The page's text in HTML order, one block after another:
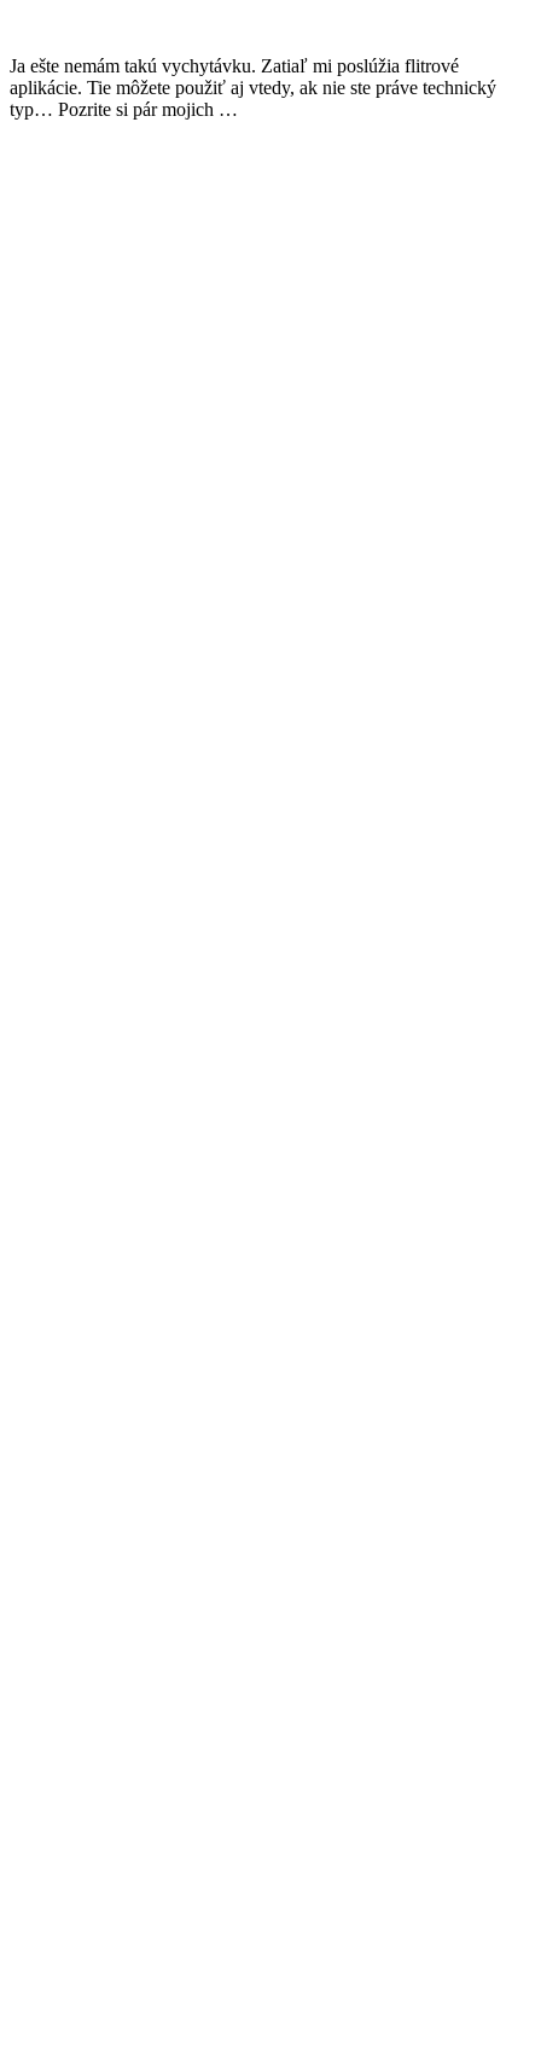
Ja ešte nemám takú vychytávku. Zatiaľ mi poslúžia flitrové
aplikácie. Tie môžete použiť aj vtedy, ak nie ste práve technický
typ… Pozrite si pár mojich …